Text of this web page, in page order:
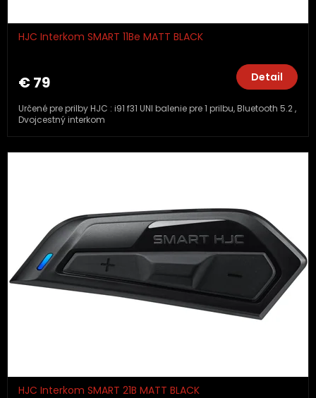
HJC Interkom SMART 11Be MATT BLACK
€ 79 Detail
Určené pre prilby HJC : i91 f31 UNI balenie pre 1 prilbu, Bluetooth 5.2 ,
Dvojcestný interkom
HJC Interkom SMART 21B MATT BLACK